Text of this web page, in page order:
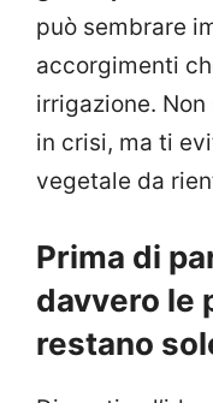
può sembrare
accorgimenti
irrigazione.
in crisi, ma ti
vegetale da
Prima di
davvero le
restano